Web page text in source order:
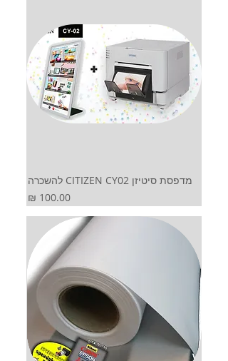
מדפסת סיטיזן CITIZEN CY02 להשכרה
מחיר